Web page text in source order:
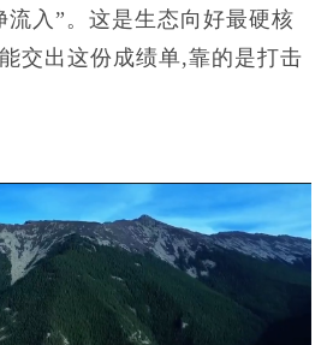
流入”。这是生态向好最硬核
交出这份成绩单,靠的是打击